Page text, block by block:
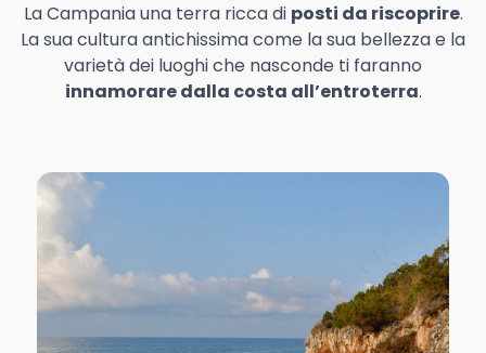
La Campania una terra ricca di posti da riscoprire.
La sua cultura antichissima come la sua bellezza e la
varietà dei luoghi che nasconde ti faranno
innamorare dalla costa all’entroterra.